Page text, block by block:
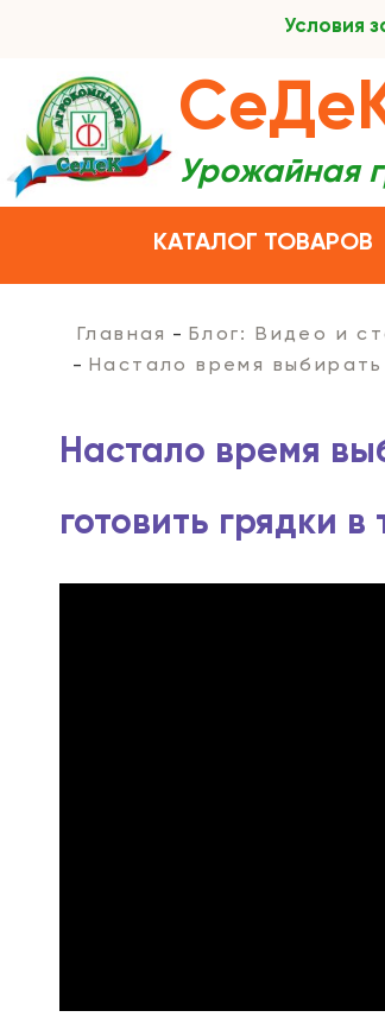
Условия
КАТАЛОГ ТОВАРОВ
Урожайная
Главная Блог: Видео и
Настало время
Настало время
готовить грядки в